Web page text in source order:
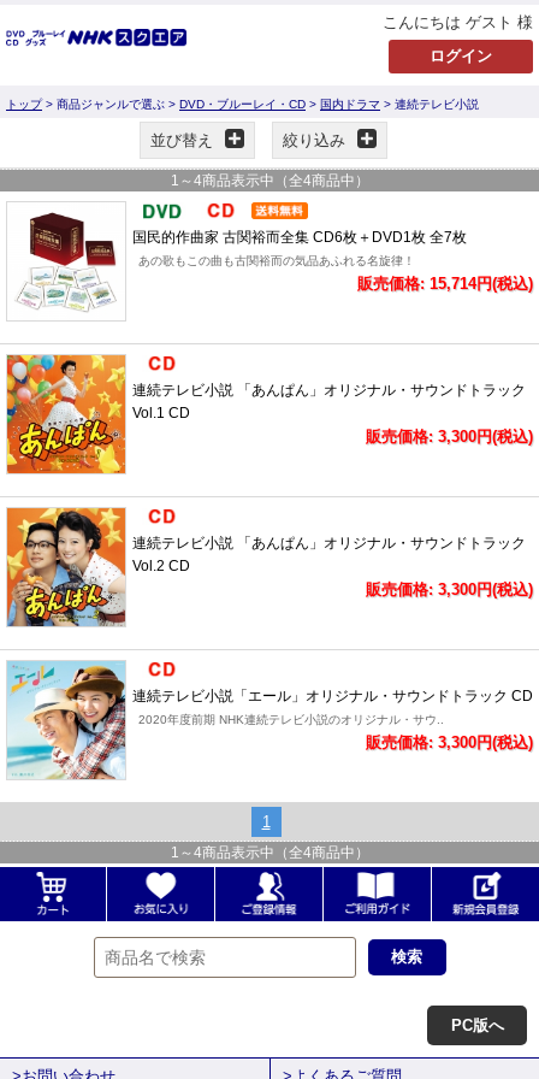
こんにちは ゲスト 様
トップ> 商品ジャンルで選ぶ > DVD・ブルーレイ・CD > 国内ドラマ > 連続テレビ小説
並び替え 絞り込み
1 ～ 4商品表示中（全4商品中）
国民的作曲家 古関裕而全集 CD6枚＋DVD1枚 全7枚
あの歌もこの曲も古関裕而の気品あふれる名旋律！
販売価格: 15,714円(税込)
連続テレビ小説 「あんぱん」オリジナル・サウンドトラック
Vol.1 CD
販売価格: 3,300円(税込)
連続テレビ小説 「あんぱん」オリジナル・サウンドトラック
Vol.2 CD
販売価格: 3,300円(税込)
連続テレビ小説「エール」オリジナル・サウンドトラック CD
2020年度前期 NHK連続テレビ小説のオリジナル・サウ..
販売価格: 3,300円(税込)
1
1 ～ 4商品表示中（全4商品中）
PC版へ